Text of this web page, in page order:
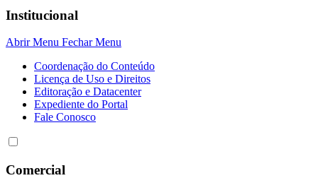
Institucional
Abrir Menu Fechar Menu
Coordenação do Conteúdo
Licença de Uso e Direitos
Editoração e Datacenter
Expediente do Portal
Fale Conosco
Comercial